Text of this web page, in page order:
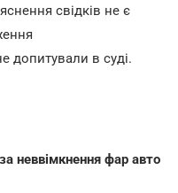
свідків не є
допитували в суді.
неввімкнення фар авто